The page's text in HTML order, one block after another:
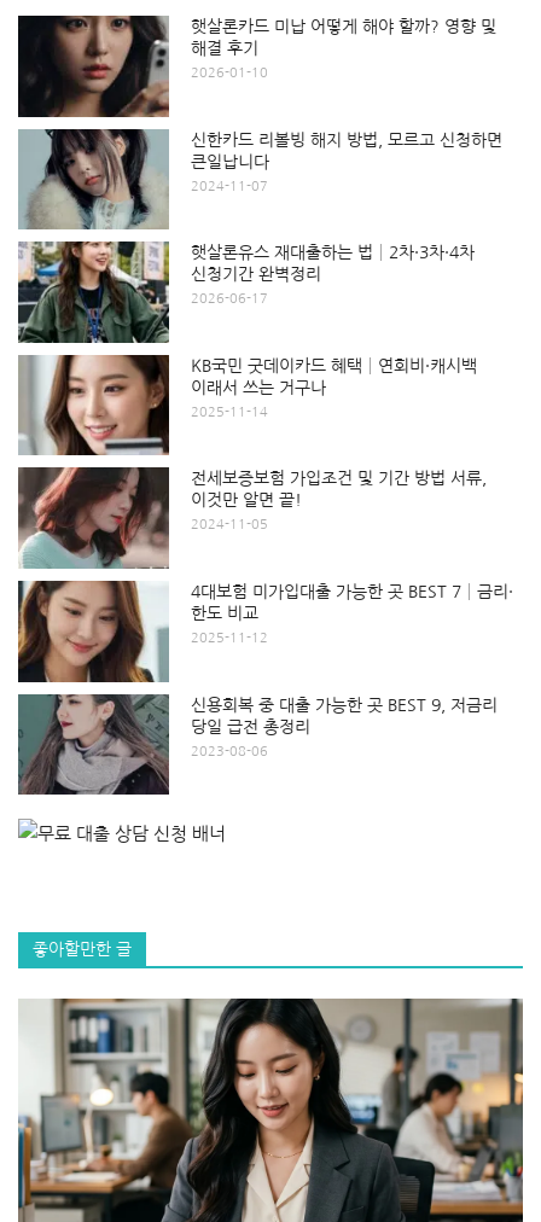
햇살론카드 미납 어떻게 해야 할까? 영향 및
해결 후기
2026-01-10
신한카드 리볼빙 해지 방법, 모르고 신청하면
큰일납니다
2024-11-07
햇살론유스 재대출하는 법│2차·3차·4차
신청기간 완벽정리
2026-06-17
KB국민 굿데이카드 혜택│연회비·캐시백
이래서 쓰는 거구나
2025-11-14
전세보증보험 가입조건 및 기간 방법 서류,
이것만 알면 끝!
2024-11-05
4대보험 미가입대출 가능한 곳 BEST 7│금리·
한도 비교
2025-11-12
신용회복 중 대출 가능한 곳 BEST 9, 저금리
당일 급전 총정리
2023-08-06
좋아할만한 글